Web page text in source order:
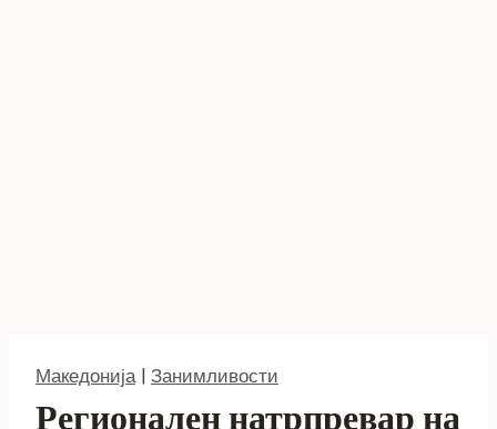
Македонија| Занимливости
Регионален натрпревар на